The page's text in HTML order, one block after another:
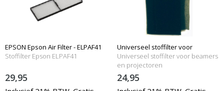
EPSON Epson Air Filter - ELPAF41
Stoffilter Epson ELPAF41
29,95
Universeel stoffilter voor
beamers
Universeel stoffilter voor beamers
en projectoren
24,95